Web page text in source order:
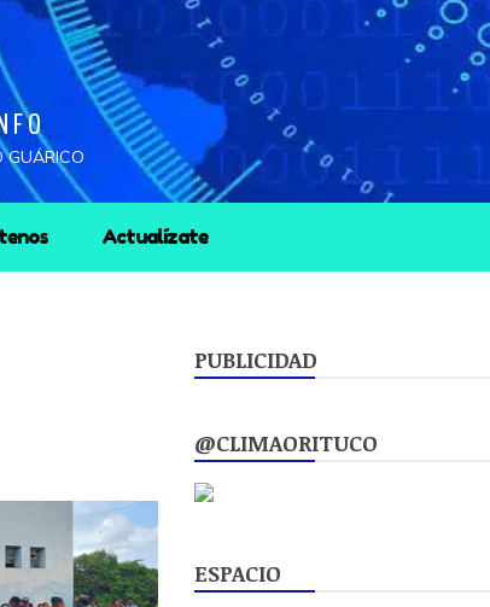
GUÁRICO
Actualízate
PUBLICIDAD
@CLIMAORITUCO
ESPACIO